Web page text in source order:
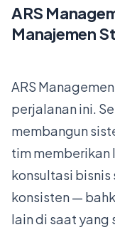
ARS
Manajemen
ARS
perjalanan ini.
membangun
tim memberikan
konsultasi
konsisten —
lain di saat yang